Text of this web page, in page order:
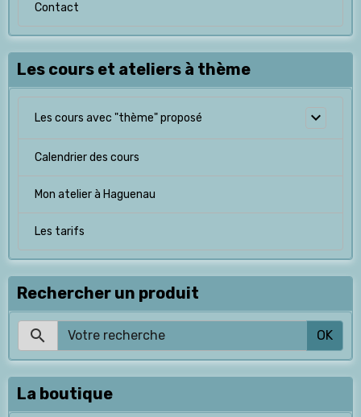
Contact
Les cours et ateliers à thème
Les cours avec "thème" proposé
Calendrier des cours
Mon atelier à Haguenau
Les tarifs
Rechercher un produit
OK
La boutique